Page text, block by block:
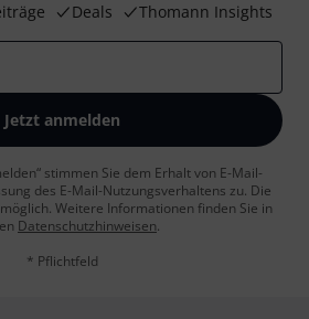
Deals Thomann Insights
Jetzt anmelden
stimmen Sie dem Erhalt von E-Mail-
des E-Mail-Nutzungsverhaltens zu. Die
Weitere Informationen finden Sie in
Datenschutzhinweisen.
* Pflichtfeld